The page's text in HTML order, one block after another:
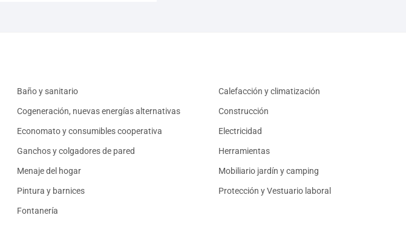
Baño y sanitario Calefacción y climatización
Cogeneración, nuevas energías alternativas Construcción
Economato y consumibles cooperativa Electricidad
Ganchos y colgadores de pared Herramientas
Menaje del hogar Mobiliario jardín y camping
Pintura y barnices Protección y Vestuario laboral
Fontanería